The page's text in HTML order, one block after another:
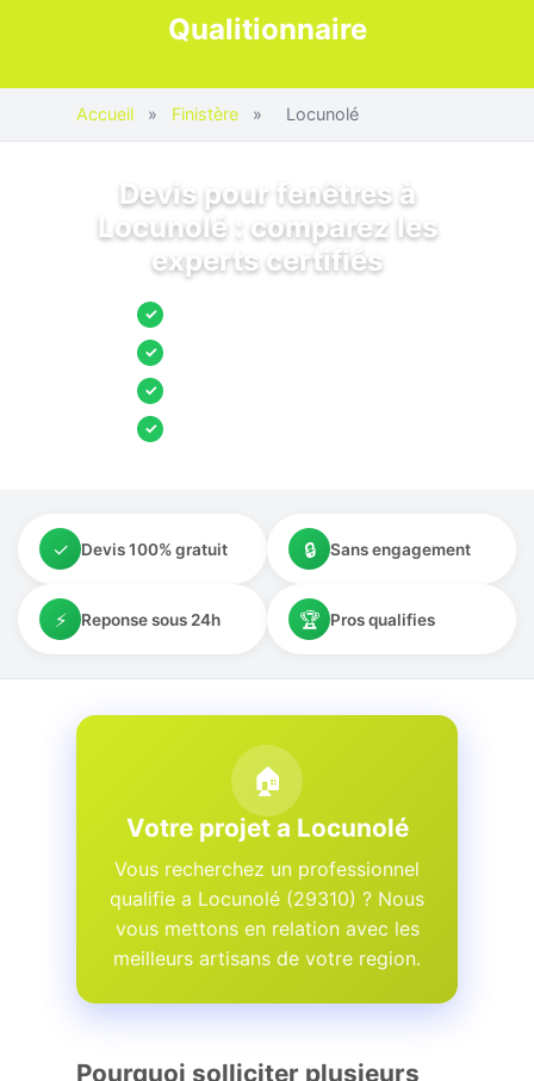
Qualitionnaire
Accueil » Finistère » Locunolé
Devis pour fenêtres à
Locunolé : comparez les
experts certifiés
✓
✓
✓
✓
✓ Devis 100% gratuit 🔒 Sans engagement
⚡ Reponse sous 24h 🏆 Pros qualifies
🏠
Votre projet a Locunolé
Vous recherchez un professionnel
qualifie a Locunolé (29310) ? Nous
vous mettons en relation avec les
meilleurs artisans de votre region.
Pourquoi solliciter plusieurs